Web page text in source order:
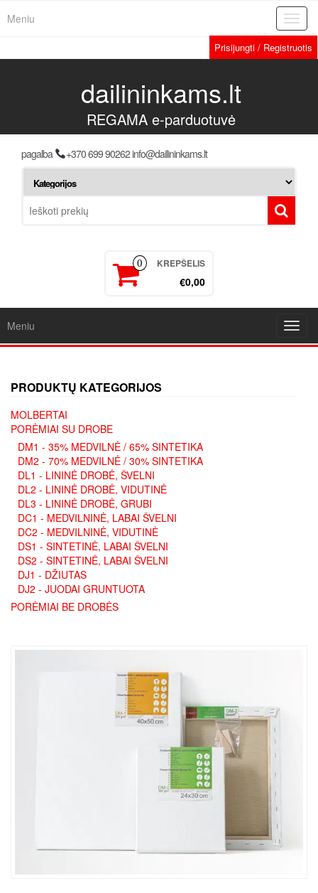
Meniu
Prisijungti / Registruotis
dailininkams.lt
REGAMA e-parduotuvė
pagalba +370 699 90262 info@dailininkams.lt
0 KREPŠELIS
€0,00
Meniu
PRODUKTŲ KATEGORIJOS
MOLBERTAI
PORĖMIAI SU DROBE
DM1 - 35% MEDVILNĖ / 65% SINTETIKA
DM2 - 70% MEDVILNĖ / 30% SINTETIKA
DL1 - LININĖ DROBĖ, ŠVELNI
DL2 - LININĖ DROBĖ, VIDUTINĖ
DL3 - LININĖ DROBĖ, GRUBI
DC1 - MEDVILNINĖ, LABAI ŠVELNI
DC2 - MEDVILNINĖ, VIDUTINĖ
DS1 - SINTETINĖ, LABAI ŠVELNI
DS2 - SINTETINĖ, LABAI ŠVELNI
DJ1 - DŽIUTAS
DJ2 - JUODAI GRUNTUOTA
PORĖMIAI BE DROBĖS